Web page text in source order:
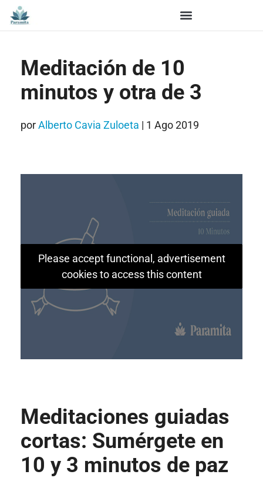
Meditación de 10
minutos y otra de 3
porAlberto Cavia Zuloeta | 1 Ago 2019
Please accept functional, advertisement
cookies to access this content
Meditaciones guiadas
cortas: Sumérgete en
10 y 3 minutos de paz